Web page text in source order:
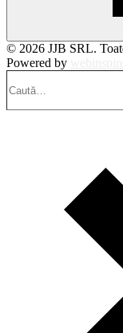
© 2026 JJB SRL.
Powered by